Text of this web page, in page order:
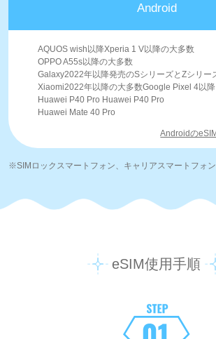
Android
AQUOS wish以降Xperia 1 V以降の大多数
OPPO A55s以降の大多数
Galaxy2022年以降発売のSシリーズとZシリー
Xiaomi2022年以降の大多数Google Pixel 4以降
Huawei P40 Pro Huawei P40 Pro
Huawei Mate 40 Pro
Androidの
※SIMロックスマートフォン、キャリアスマートフォ
eSIM使用手順